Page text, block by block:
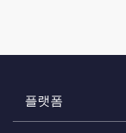
플랫폼